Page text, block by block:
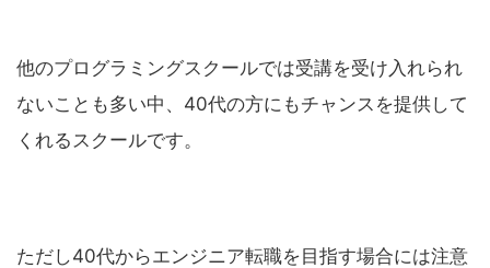
他のプログラミングスクールでは受講を受け入れられ
ないことも多い中、40代の方にもチャンスを提供して
くれるスクールです。
ただし40代からエンジニア転職を目指す場合には注意